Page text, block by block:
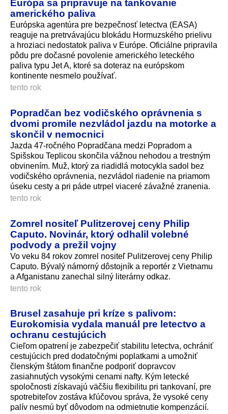
Európa sa pripravuje na tankovanie
amerického paliva
Európska agentúra pre bezpečnosť letectva (EASA)
reaguje na pretrvávajúcu blokádu Hormuzského prielivu
a hroziaci nedostatok paliva v Európe. Oficiálne pripravila
pôdu pre dočasné povolenie amerického leteckého
paliva typu Jet A, ktoré sa doteraz na európskom
kontinente nesmelo používať.
tento rok
Popradčan bez vodičského oprávnenia s
dvomi promile nezvládol jazdu na motorke a
skončil v nemocnici
Jazda 47-ročného Popradčana medzi Popradom a
Spišskou Teplicou skončila vážnou nehodou a trestným
obvinením. Muž, ktorý za riadidlá motocykla sadol bez
vodičského oprávnenia, nezvládol riadenie na priamom
úseku cesty a pri páde utrpel viaceré závažné zranenia.
tento rok
Zomrel nositeľ Pulitzerovej ceny Philip
Caputo. Novinár, ktorý odhalil volebné
podvody a prežil vojny
Vo veku 84 rokov zomrel nositeľ Pulitzerovej ceny Philip
Caputo. Bývalý námorný dôstojník a reportér z Vietnamu
a Afganistanu zanechal silný literárny odkaz.
tento rok
Brusel zasahuje pri kríze s palivom:
Eurokomisia vydala manuál pre letectvo a
ochranu cestujúcich
Cieľom opatrení je zabezpečiť stabilitu letectva, ochrániť
cestujúcich pred dodatočnými poplatkami a umožniť
členským štátom finančne podporiť dopravcov
zasiahnutých vysokými cenami nafty. Kým letecké
spoločnosti získavajú väčšiu flexibilitu pri tankovaní, pre
spotrebiteľov zostáva kľúčovou správa, že vysoké ceny
palív nesmú byť dôvodom na odmietnutie kompenzácií.